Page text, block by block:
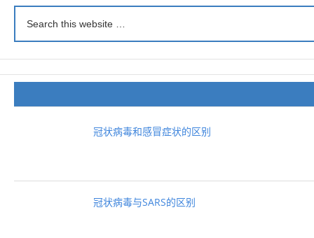
冠状病毒和感冒症状的区别
冠状病毒与SARS的区别